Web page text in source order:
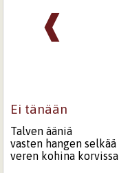
❰
Ei tänään
Talven ääniä
vasten hangen selkää
veren kohina korvissa